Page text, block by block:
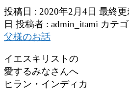
投稿日 : 2020年2月4日 最終更
日 投稿者 : admin_itami カテ
父様のお話
イエスキリストの
愛するみなさんへ
ヒラン・インディカ